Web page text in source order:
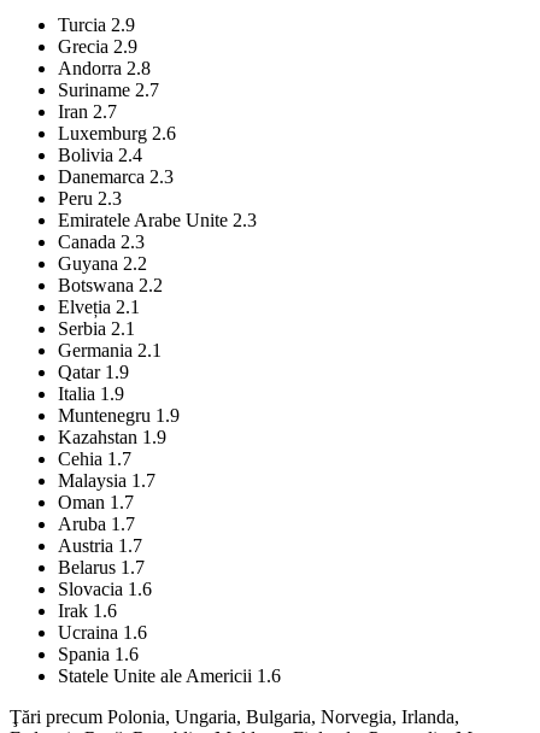
Turcia 2.9
Grecia 2.9
Andorra 2.8
Suriname 2.7
Iran 2.7
Luxemburg 2.6
Bolivia 2.4
Danemarca 2.3
Peru 2.3
Emiratele Arabe Unite 2.3
Canada 2.3
Guyana 2.2
Botswana 2.2
Elveția 2.1
Serbia 2.1
Germania 2.1
Qatar 1.9
Italia 1.9
Muntenegru 1.9
Kazahstan 1.9
Cehia 1.7
Malaysia 1.7
Oman 1.7
Aruba 1.7
Austria 1.7
Belarus 1.7
Slovacia 1.6
Irak 1.6
Ucraina 1.6
Spania 1.6
Statele Unite ale Americii 1.6
Ţări precum Polonia, Ungaria, Bulgaria, Norvegia, Irlanda,